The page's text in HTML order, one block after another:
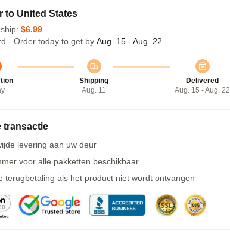
to United States
$6.99
- Order today to get by Aug. 15 - Aug. 22
Shipping
Aug. 11
Delivered
Aug. 15 - Aug. 22
transactie
levering aan uw deur
voor alle pakketten beschikbaar
terugbetaling als het product niet wordt ontvangen